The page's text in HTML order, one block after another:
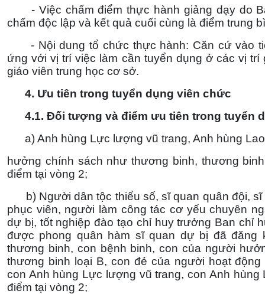
- Việc chấm điểm thực hành giảng dạy do
chấm độc lập và kết quả cuối cùng là điểm trung
- Nội dung tổ chức thực hành: Căn cứ vào
ứng với vị trí việc làm cần tuyển dụng ở các vị
giáo viên trung học cơ sở.
4. Ưu tiên trong tuyển dụng viên chức
4.1. Đối tượng và điểm ưu tiên trong tuyển
a) Anh hùng Lực lượng vũ trang, Anh hùng
hưởng chính sách như thương binh, thương
điểm tại vòng 2;
b) Người dân tộc thiểu số, sĩ quan quân đội, sĩ
phục viên, người làm công tác cơ yếu chuyên
dự bị, tốt nghiệp đào tạo chỉ huy trưởng Ban chỉ
được phong quân hàm sĩ quan dự bị đã
thương binh, con bệnh binh, con của người
thương binh loại B, con đẻ của người hoạt
con Anh hùng Lực lượng vũ trang, con Anh
điểm tại vòng 2;